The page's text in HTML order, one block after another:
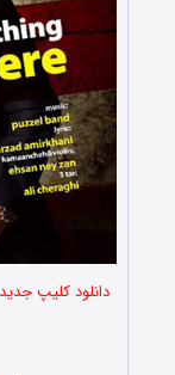
دانلود کلیپ